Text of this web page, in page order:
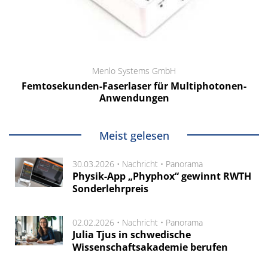
Menlo Systems GmbH
Femtosekunden-Faserlaser für Multiphotonen-
Anwendungen
Meist gelesen
30.03.2026 • Nachricht • Panorama
Physik-App „Phyphox“ gewinnt RWTH
Sonderlehrpreis
02.02.2026 • Nachricht • Panorama
Julia Tjus in schwedische
Wissenschaftsakademie berufen